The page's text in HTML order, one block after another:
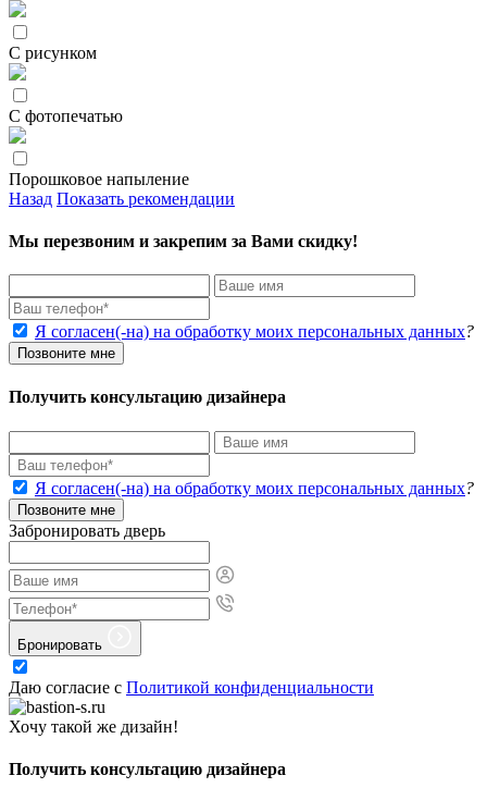
С рисунком
С фотопечатью
Порошковое напыление
Назад Показать рекомендации
Мы перезвоним и закрепим за Вами скидку!
Я согласен(-на) на обработку моих персональных данных?
Позвоните мне
Получить консультацию дизайнера
Я согласен(-на) на обработку моих персональных данных?
Позвоните мне
Забронировать дверь
Бронировать
Даю согласие с Политикой конфиденциальности
Хочу такой же дизайн!
Получить консультацию дизайнера